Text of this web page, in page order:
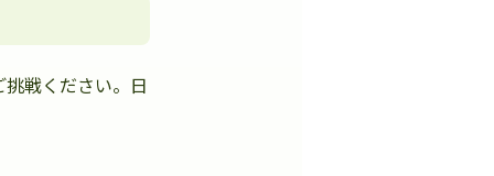
戦ください。日